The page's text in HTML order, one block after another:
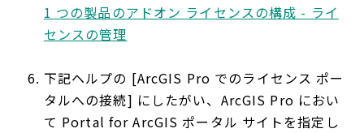
1 つの製品のアドオン ライセンスの構成 - ライ
センスの管理
下記ヘルプの [ArcGIS Pro でのライセンス ポー
タルへの接続] にしたがい、ArcGIS Pro におい
て Portal for ArcGIS ポータル サイトを指定し